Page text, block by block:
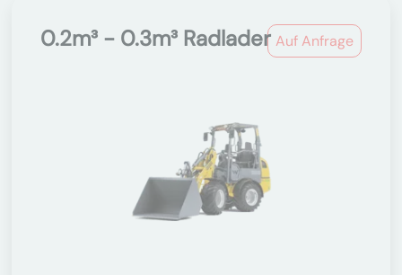
Auf Anfrage
0.2m³ - 0.3m³ Radlader